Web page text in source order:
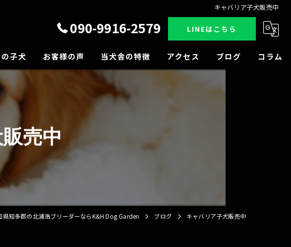
キャバリア子犬販売中
090-9916-2579 LINEはこちら
子犬 お客様の声 当犬舎の特徴
販売
アクセス ブログ コラム
売中
県知多郡の北浦浩ブリーダーならK&H Dog Garden ブログ キャバリア子犬販売中